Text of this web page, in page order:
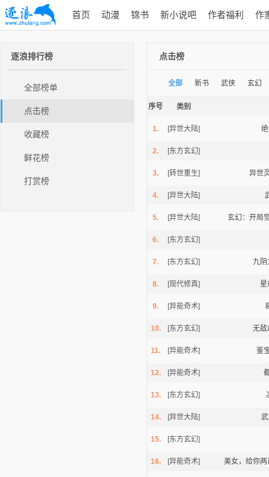
首页 动漫 锦书 新小说吧 作者福利 作
逐浪排行榜
全部榜单
点击榜
收藏榜
鲜花榜
打赏榜
点击榜
全部 新书 武侠 玄幻
序号 类别
1. [异世大陆]
2. [东方玄幻]
3. [转世重生] 异世
4. [异世大陆]
5. [异世大陆] 玄幻：开局
6. [东方玄幻]
7. [东方玄幻] 九阴
8. [现代修真] 星
9. [异能奇术]
10. [东方玄幻] 无敌
11. [异能奇术] 鉴
12. [异能奇术]
13. [东方玄幻]
14. [异世大陆]
15. [东方玄幻]
16. [异能奇术] 美女，给你